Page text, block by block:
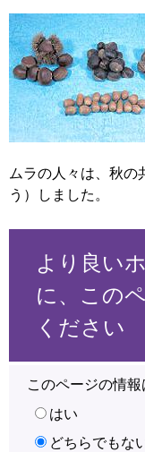
ムラの人々は、秋の
う）しました。
より良い
に、この
ください
このページの情
はい
どちらでもな